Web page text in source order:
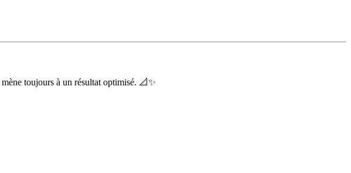
mène toujours à un résultat optimisé. 📐✨